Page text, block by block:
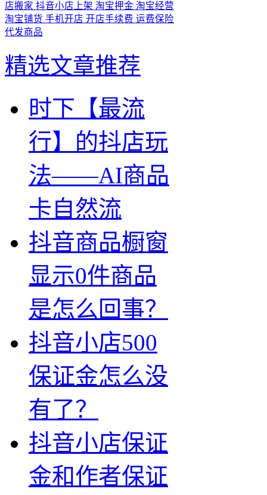
店搬家 抖音小店上架 淘宝押金 淘宝经营
淘宝铺货 手机开店 开店手续费 运费保险
代发商品
精选文章推荐
时下【最流
行】的抖店玩
法——AI商品
卡自然流
抖音商品橱窗
显示0件商品
是怎么回事？
抖音小店500
保证金怎么没
有了？
抖音小店保证
金和作者保证